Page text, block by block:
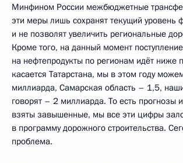
Минфином России межбюджетные
эти меры лишь сохранят текущий уровень
и не позволят увеличить региональные
Кроме того, на данный момент
на нефтепродукты по регионам идёт ниже
касается Татарстана, мы в этом году
миллиарда, Самарская область – 1,5,
говорят – 2 миллиарда. То есть прогнозы
взяты завышенные, мы все эти цифры
в программу дорожного строительства.
проблема.